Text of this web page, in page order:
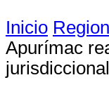
Inicio
Apurímac